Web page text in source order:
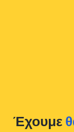
να κάνετε
online μέσω της
Έχουμε